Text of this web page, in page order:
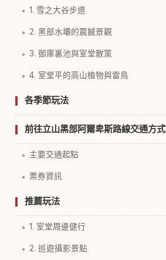
1. 雪之大谷步道
2. 黑部水壩的震撼景觀
3. 御庫裏池與室堂散策
4. 室堂平的高山植物與雷鳥
各季節玩法
前往立山黑部阿爾卑斯路線交通方式
主要交通起點
票券資訊
推薦玩法
1. 室堂周邊健行
2. 巡遊攝影景點